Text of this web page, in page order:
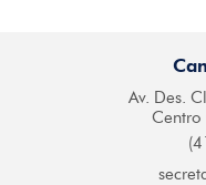
Av. Des.
Centro